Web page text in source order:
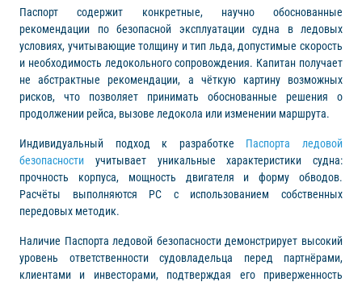
Паспорт содержит конкретные, научно обоснованные
рекомендации по безопасной эксплуатации судна в ледовых
условиях, учитывающие толщину и тип льда, допустимые скорость
и необходимость ледокольного сопровождения. Капитан получает
не абстрактные рекомендации, а чёткую картину возможных
рисков, что позволяет принимать обоснованные решения о
продолжении рейса, вызове ледокола или изменении маршрута.
Индивидуальный подход к разработке Паспорта ледовой
безопасности учитывает уникальные характеристики судна:
прочность корпуса, мощность двигателя и форму обводов.
Расчёты выполняются РС с использованием собственных
передовых методик.
Наличие Паспорта ледовой безопасности демонстрирует высокий
уровень ответственности судовладельца перед партнёрами,
клиентами и инвесторами, подтверждая его приверженность